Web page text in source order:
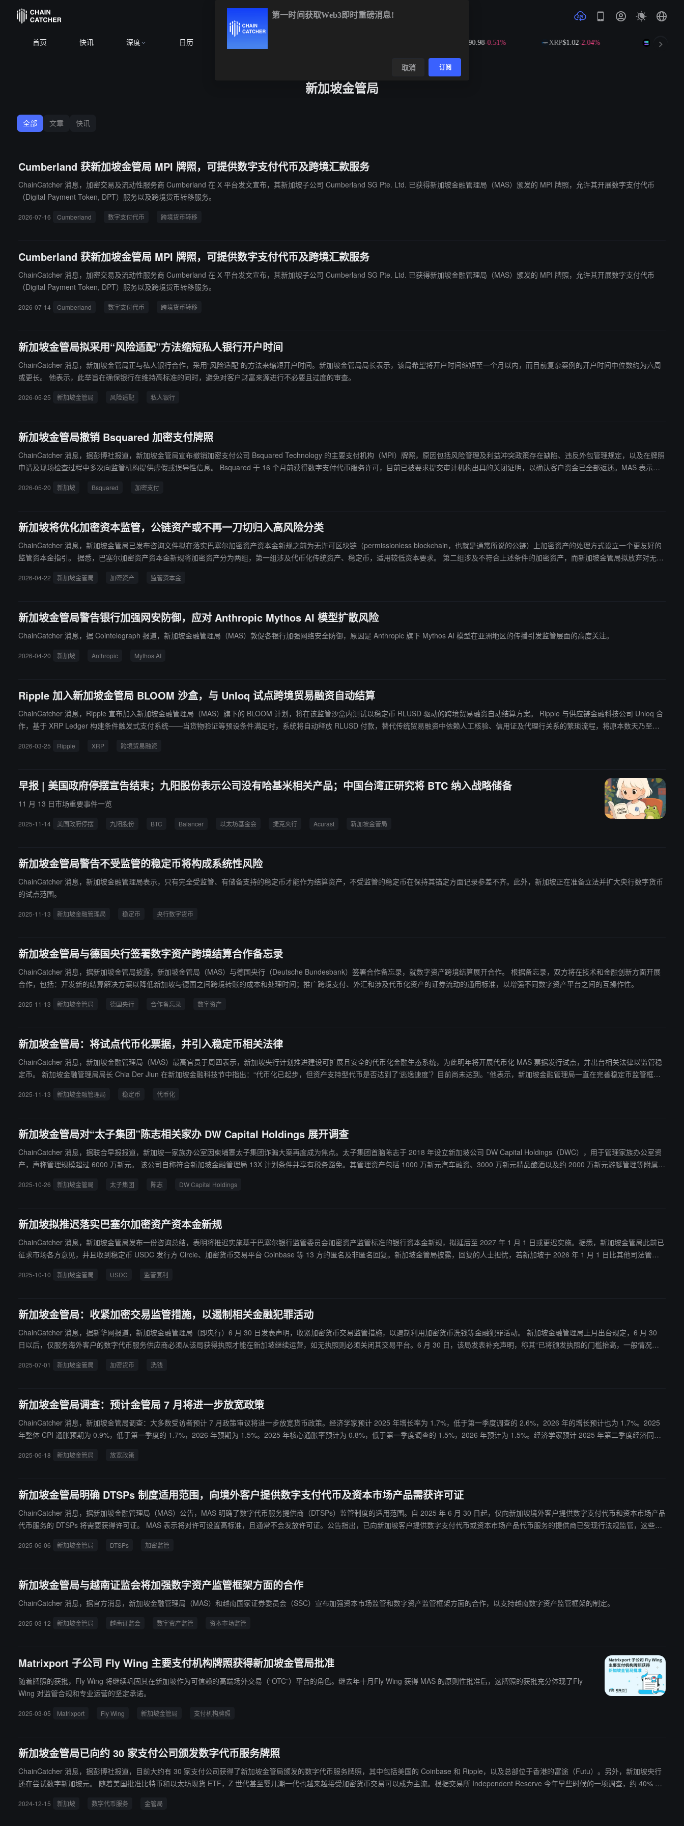
首页 快讯 深度 日历 $590.98-0.51% XRP$1.02-2.04% SOL$72.59
新加坡金管局
全部 文章 快讯
Cumberland 获新加坡金管局 MPI 牌照，可提供数字支付代币及跨境汇款服务
ChainCatcher 消息，加密交易及流动性服务商 Cumberland 在 X 平台发文宣布，其新加坡子公司 Cumberland SG Pte. Ltd. 已获得新加坡金融管理局（MAS）颁发的 MPI 牌照，允许其开展数字支付代币
（Digital Payment Token, DPT）服务以及跨境货币转移服务。
2026-07-16 Cumberland 数字支付代币 跨境货币转移
Cumberland 获新加坡金管局 MPI 牌照，可提供数字支付代币及跨境汇款服务
ChainCatcher 消息，加密交易及流动性服务商 Cumberland 在 X 平台发文宣布，其新加坡子公司 Cumberland SG Pte. Ltd. 已获得新加坡金融管理局（MAS）颁发的 MPI 牌照，允许其开展数字支付代币
（Digital Payment Token, DPT）服务以及跨境货币转移服务。
2026-07-14 Cumberland 数字支付代币 跨境货币转移
新加坡金管局拟采用“风险适配”方法缩短私人银行开户时间
ChainCatcher 消息，新加坡金管局正与私人银行合作，采用“风险适配”的方法来缩短开户时间。新加坡金管局局长表示，该局希望将开户时间缩短至一个月以内，而目前复杂案例的开户时间中位数约为六周
或更长。 他表示，此举旨在确保银行在维持高标准的同时，避免对客户财富来源进行不必要且过度的审查。
2026-05-25 新加坡金管局 风险适配 私人银行
新加坡金管局撤销 Bsquared 加密支付牌照
ChainCatcher 消息，据彭博社报道，新加坡金管局宣布撤销加密支付公司 Bsquared Technology 的主要支付机构（MPI）牌照，原因包括风险管理及利益冲突政策存在缺陷、违反外包管理规定，以及在牌照
申请及现场检查过程中多次向监管机构提供虚假或误导性信息。 Bsquared 于 16 个月前获得数字支付代币服务许可，目前已被要求提交审计机构出具的关闭证明，以确认客户资金已全部返还。MAS 表示，
2026-05-20 新加坡 Bsquared 加密支付
新加坡将优化加密资本监管，公链资产或不再一刀切归入高风险分类
ChainCatcher 消息，新加坡金管局已发布咨询文件拟在落实巴塞尔加密资产资本金新规之前为无许可区块链（permissionless blockchain，也就是通常所说的公链）上加密资产的处理方式设立一个更友好的
监管资本金指引。 据悉，巴塞尔加密资产资本金新规将加密资产分为两组，第一组涉及代币化传统资产、稳定币，适用较低资本要求。 第二组涉及不符合上述条件的加密资产，而新加坡金管局拟放弃对无许
地注册成立的银行，其被归类为第一组加密资产的无许可区块链加密资产风险敞口不得超过银行一级资本的 2%，而相关发行若在银行层面形成负债，其发行规模不得超过一级资本的 5%。
2026-04-22 新加坡金管局 加密资产 监管资本金
新加坡金管局警告银行加强网安防御，应对 Anthropic Mythos AI 模型扩散风险
ChainCatcher 消息，据 Cointelegraph 报道，新加坡金融管理局（MAS）敦促各银行加强网络安全防御，原因是 Anthropic 旗下 Mythos AI 模型在亚洲地区的传播引发监管层面的高度关注。
2026-04-20 新加坡 Anthropic Mythos AI
Ripple 加入新加坡金管局 BLOOM 沙盒，与 Unloq 试点跨境贸易融资自动结算
ChainCatcher 消息，Ripple 宣布加入新加坡金融管理局（MAS）旗下的 BLOOM 计划，将在该监管沙盒内测试以稳定币 RLUSD 驱动的跨境贸易融资自动结算方案。 Ripple 与供应链金融科技公司 Unloq 合
作，基于 XRP Ledger 构建条件触发式支付系统——当货物验证等预设条件满足时，系统将自动释放 RLUSD 付款，替代传统贸易融资中依赖人工核验、信用证及代理行关系的繁琐流程，将原本数天乃至数
2026-03-25 Ripple XRP 跨境贸易融资
早报 | 美国政府停摆宣告结束；九阳股份表示公司没有哈基米相关产品；中国台湾正研究将 BTC 纳入战略储备
11 月 13 日市场重要事件一览
2025-11-14 美国政府停摆 九阳股份 BTC Balancer 以太坊基金会 捷克央行 Acurast 新加坡金管局
新加坡金管局警告不受监管的稳定币将构成系统性风险
ChainCatcher 消息，新加坡金融管理局表示，只有完全受监管、有储备支持的稳定币才能作为结算资产，不受监管的稳定币在保持其锚定方面记录参差不齐。此外，新加坡正在准备立法并扩大央行数字货币
的试点范围。
2025-11-13 新加坡金融管理局 稳定币 央行数字货币
新加坡金管局与德国央行签署数字资产跨境结算合作备忘录
ChainCatcher 消息，据新加坡金管局披露，新加坡金管局（MAS）与德国央行（Deutsche Bundesbank）签署合作备忘录，就数字资产跨境结算展开合作。 根据备忘录，双方将在技术和金融创新方面开展
合作，包括：开发新的结算解决方案以降低新加坡与德国之间跨境转账的成本和处理时间；推广跨境支付、外汇和涉及代币化资产的证券流动的通用标准，以增强不同数字资产平台之间的互操作性。
2025-11-13 新加坡金管局 德国央行 合作备忘录 数字资产
新加坡金管局：将试点代币化票据，并引入稳定币相关法律
ChainCatcher 消息，新加坡金融管理局（MAS）最高官员于周四表示，新加坡央行计划推进建设可扩展且安全的代币化金融生态系统，为此明年将开展代币化 MAS 票据发行试点，并出台相关法律以监管稳
定币。 新加坡金融管理局局长 Chia Der Jiun 在新加坡金融科技节中指出：“代币化已起步，但资产支持型代币是否达到了‘逃逸速度’？目前尚未达到。”他表示，新加坡金融管理局一直在完善稳定币监管框架
探索使用代币化的银行负债以及受监管的稳定币来进行结算。
2025-11-13 新加坡金融管理局 稳定币 代币化
新加坡金管局对“太子集团”陈志相关家办 DW Capital Holdings 展开调查
ChainCatcher 消息，据联合早报报道，新加坡一家族办公室因柬埔寨太子集团诈骗大案再度成为焦点。太子集团首脑陈志于 2018 年设立新加坡公司 DW Capital Holdings（DWC），用于管理家族办公室资
产，声称管理规模超过 6000 万新元。 该公司自称符合新加坡金融管理局 13X 计划条件并享有税务豁免。其管理资产包括 1000 万新元汽车融资、3000 万新元精品酿酒以及约 2000 万新元游艇管理等附属服
2025-10-26 新加坡金管局 太子集团 陈志 DW Capital Holdings
新加坡拟推迟落实巴塞尔加密资产资本金新规
ChainCatcher 消息，新加坡金管局发布一份咨询总结，表明将推迟实施基于巴塞尔银行监管委员会加密资产监管标准的银行资本金新规，拟延后至 2027 年 1 月 1 日或更迟实施。据悉，新加坡金管局此前已
征求市场各方意见，并且收到稳定币 USDC 发行方 Circle、加密货币交易平台 Coinbase 等 13 方的匿名及非匿名回复。新加坡金管局披露，回复的人士担忧，若新加坡于 2026 年 1 月 1 日比其他司法管辖
2025-10-10 新加坡金管局 USDC 监管套利
新加坡金管局：收紧加密交易监管措施，以遏制相关金融犯罪活动
ChainCatcher 消息，据新华网报道，新加坡金融管理局（即央行）6 月 30 日发表声明，收紧加密货币交易监管措施，以遏制利用加密货币洗钱等金融犯罪活动。 新加坡金融管理局上月出台规定，6 月 30
日以后，仅服务海外客户的数字代币服务供应商必须从该局获得执照才能在新加坡继续运营，如无执照则必须关闭其交易平台。6 月 30 日，该局发表补充声明，称其“已将颁发执照的门槛抬高，一般情况下
人。”
2025-07-01 新加坡金管局 加密货币 洗钱
新加坡金管局调查：预计金管局 7 月将进一步放宽政策
ChainCatcher 消息，新加坡金管局调查：大多数受访者预计 7 月政策审议将进一步放宽货币政策。经济学家预计 2025 年增长率为 1.7%，低于第一季度调查的 2.6%，2026 年的增长预计也为 1.7%。2025
年整体 CPI 通胀预期为 0.9%，低于第一季度的 1.7%，2026 年预期为 1.5%。2025 年核心通胀率预计为 0.8%，低于第一季度调查的 1.5%，2026 年预计为 1.5%。经济学家预计 2025 年第二季度经济同比
2025-06-18 新加坡金管局 放宽政策
新加坡金管局明确 DTSPs 制度适用范围，向境外客户提供数字支付代币及资本市场产品需获许可证
ChainCatcher 消息，据新加坡金融管理局（MAS）公告，MAS 明确了数字代币服务提供商（DTSPs）监管制度的适用范围。自 2025 年 6 月 30 日起，仅向新加坡境外客户提供数字支付代币和资本市场产品
代币服务的 DTSPs 将需要获得许可证。 MAS 表示将对许可设置高标准，且通常不会发放许可证。公告指出，已向新加坡客户提供数字支付代币或资本市场产品代币服务的提供商已受现行法规监管，这些持
动。受影响方可通过电子邮件联系 MAS 讨论有序终止活动的计划。
2025-06-06 新加坡金管局 DTSPs 加密监管
新加坡金管局与越南证监会将加强数字资产监管框架方面的合作
ChainCatcher 消息，据官方消息，新加坡金融管理局（MAS）和越南国家证券委员会（SSC）宣布加强资本市场监管和数字资产监管框架方面的合作，以支持越南数字资产监管框架的制定。
2025-03-12 新加坡金管局 越南证监会 数字资产监管 资本市场监管
Matrixport 子公司 Fly Wing 主要支付机构牌照获得新加坡金管局批准
随着牌照的获批，Fly Wing 将继续巩固其在新加坡作为可信赖的高端场外交易（“OTC”）平台的角色。继去年十月Fly Wing 获得 MAS 的原则性批准后，这牌照的获批充分体现了Fly
Wing 对监管合规和专业运营的坚定承诺。
2025-03-05 Matrixport Fly Wing 新加坡金管局 支付机构牌照
新加坡金管局已向约 30 家支付公司颁发数字代币服务牌照
ChainCatcher 消息，据彭博社报道，目前大约有 30 家支付公司获得了新加坡金管局颁发的数字代币服务牌照，其中包括美国的 Coinbase 和 Ripple，以及总部位于香港的富途（Futu）。另外，新加坡央行
还在尝试数字新加坡元。 随着美国批准比特币和以太坊现货 ETF，Z 世代甚至婴儿潮一代也越来越接受加密货币交易可以成为主流。根据交易所 Independent Reserve 今年早些时候的一项调查，约 40% 的
2024-12-15 新加坡 数字代币服务 金管局
第一时间获取Web3即时重磅消息!
取消 订阅